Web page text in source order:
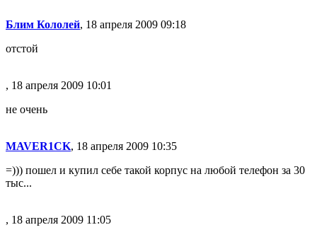
Блим Кололей, 18 апреля 2009 09:18
отстой
, 18 апреля 2009 10:01
не очень
MAVER1CK, 18 апреля 2009 10:35
=))) пошел и купил себе такой корпус на любой телефон за 30
тыс...
, 18 апреля 2009 11:05